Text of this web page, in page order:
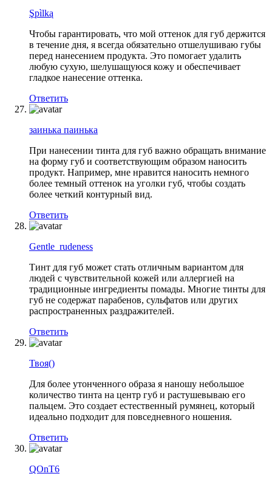
Şpìlką
Чтобы гарантировать, что мой оттенок для губ держится
в течение дня, я всегда обязательно отшелушиваю губы
перед нанесением продукта. Это помогает удалить
любую сухую, шелушащуюся кожу и обеспечивает
гладкое нанесение оттенка.
Ответить
заинька паинька
При нанесении тинта для губ важно обращать внимание
на форму губ и соответствующим образом наносить
продукт. Например, мне нравится наносить немного
более темный оттенок на уголки губ, чтобы создать
более четкий контурный вид.
Ответить
Gentle_rudeness
Тинт для губ может стать отличным вариантом для
людей с чувствительной кожей или аллергией на
традиционные ингредиенты помады. Многие тинты для
губ не содержат парабенов, сульфатов или других
распространенных раздражителей.
Ответить
Твоя()
Для более утонченного образа я наношу небольшое
количество тинта на центр губ и растушевываю его
пальцем. Это создает естественный румянец, который
идеально подходит для повседневного ношения.
Ответить
QOnT6